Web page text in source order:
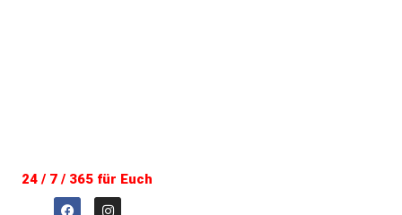
24 / 7 / 365 für Euch